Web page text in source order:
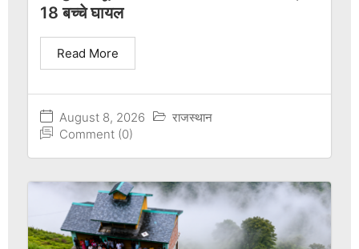
18 बच्चे घायल
August 8, 2026
राजस्थान
Comment (0)
Read More